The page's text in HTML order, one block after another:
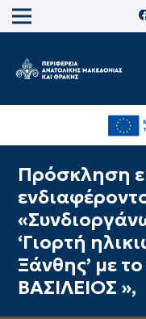
Πρόσκληση
‘Γιορτή
Ξάνθης’ με
ΒΑΣΙΛΕΙΟΣ »,